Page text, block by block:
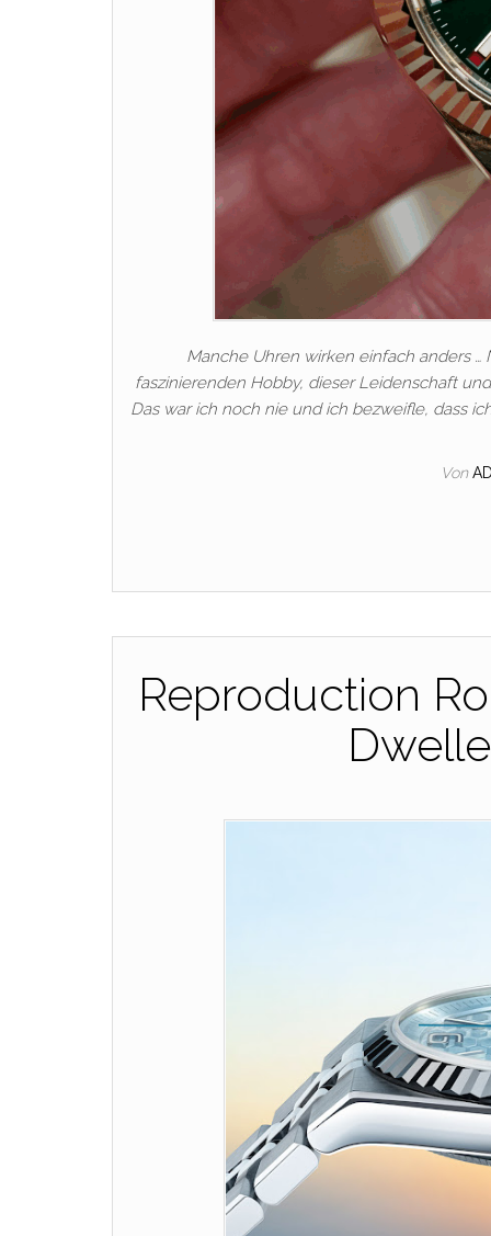
Manche Uhren wirken einfach anders
faszinierenden Hobby, dieser Leidenschaft
Das war ich noch nie und ich bezweifle, dass
Von
Reproduction